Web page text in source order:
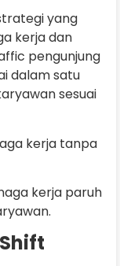
yang
kerja dan
pengunjung
dalam satu
sesuai
kerja tanpa
kerja paruh